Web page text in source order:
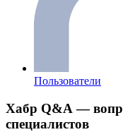
Пользователи
Хабр Q&A —
специалистов